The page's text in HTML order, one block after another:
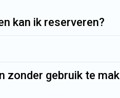
kan ik reserveren?
zonder gebruik te